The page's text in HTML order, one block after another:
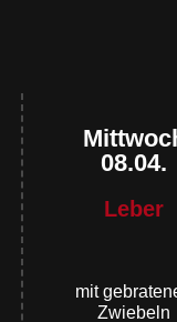
08.04.
Leber
mit
Zwiebeln